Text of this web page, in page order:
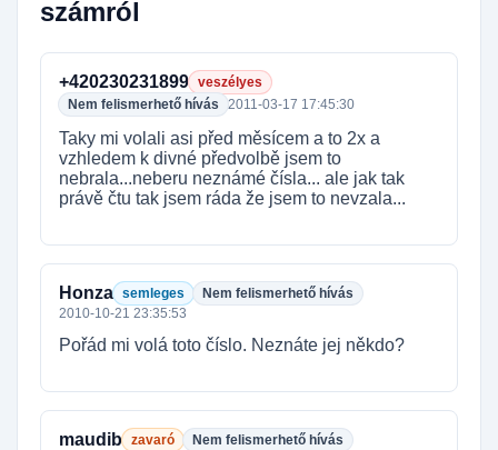
számról
+420230231899 veszélyes
Nem felismerhető hívás
2011-03-17 17:45:30
Taky mi volali asi před měsícem a to 2x a
vzhledem k divné předvolbě jsem to
nebrala...neberu neznámé čísla... ale jak tak
právě čtu tak jsem ráda že jsem to nevzala...
Honza semleges
Nem felismerhető hívás
2010-10-21 23:35:53
Pořád mi volá toto číslo. Neznáte jej někdo?
maudib zavaró
Nem felismerhető hívás